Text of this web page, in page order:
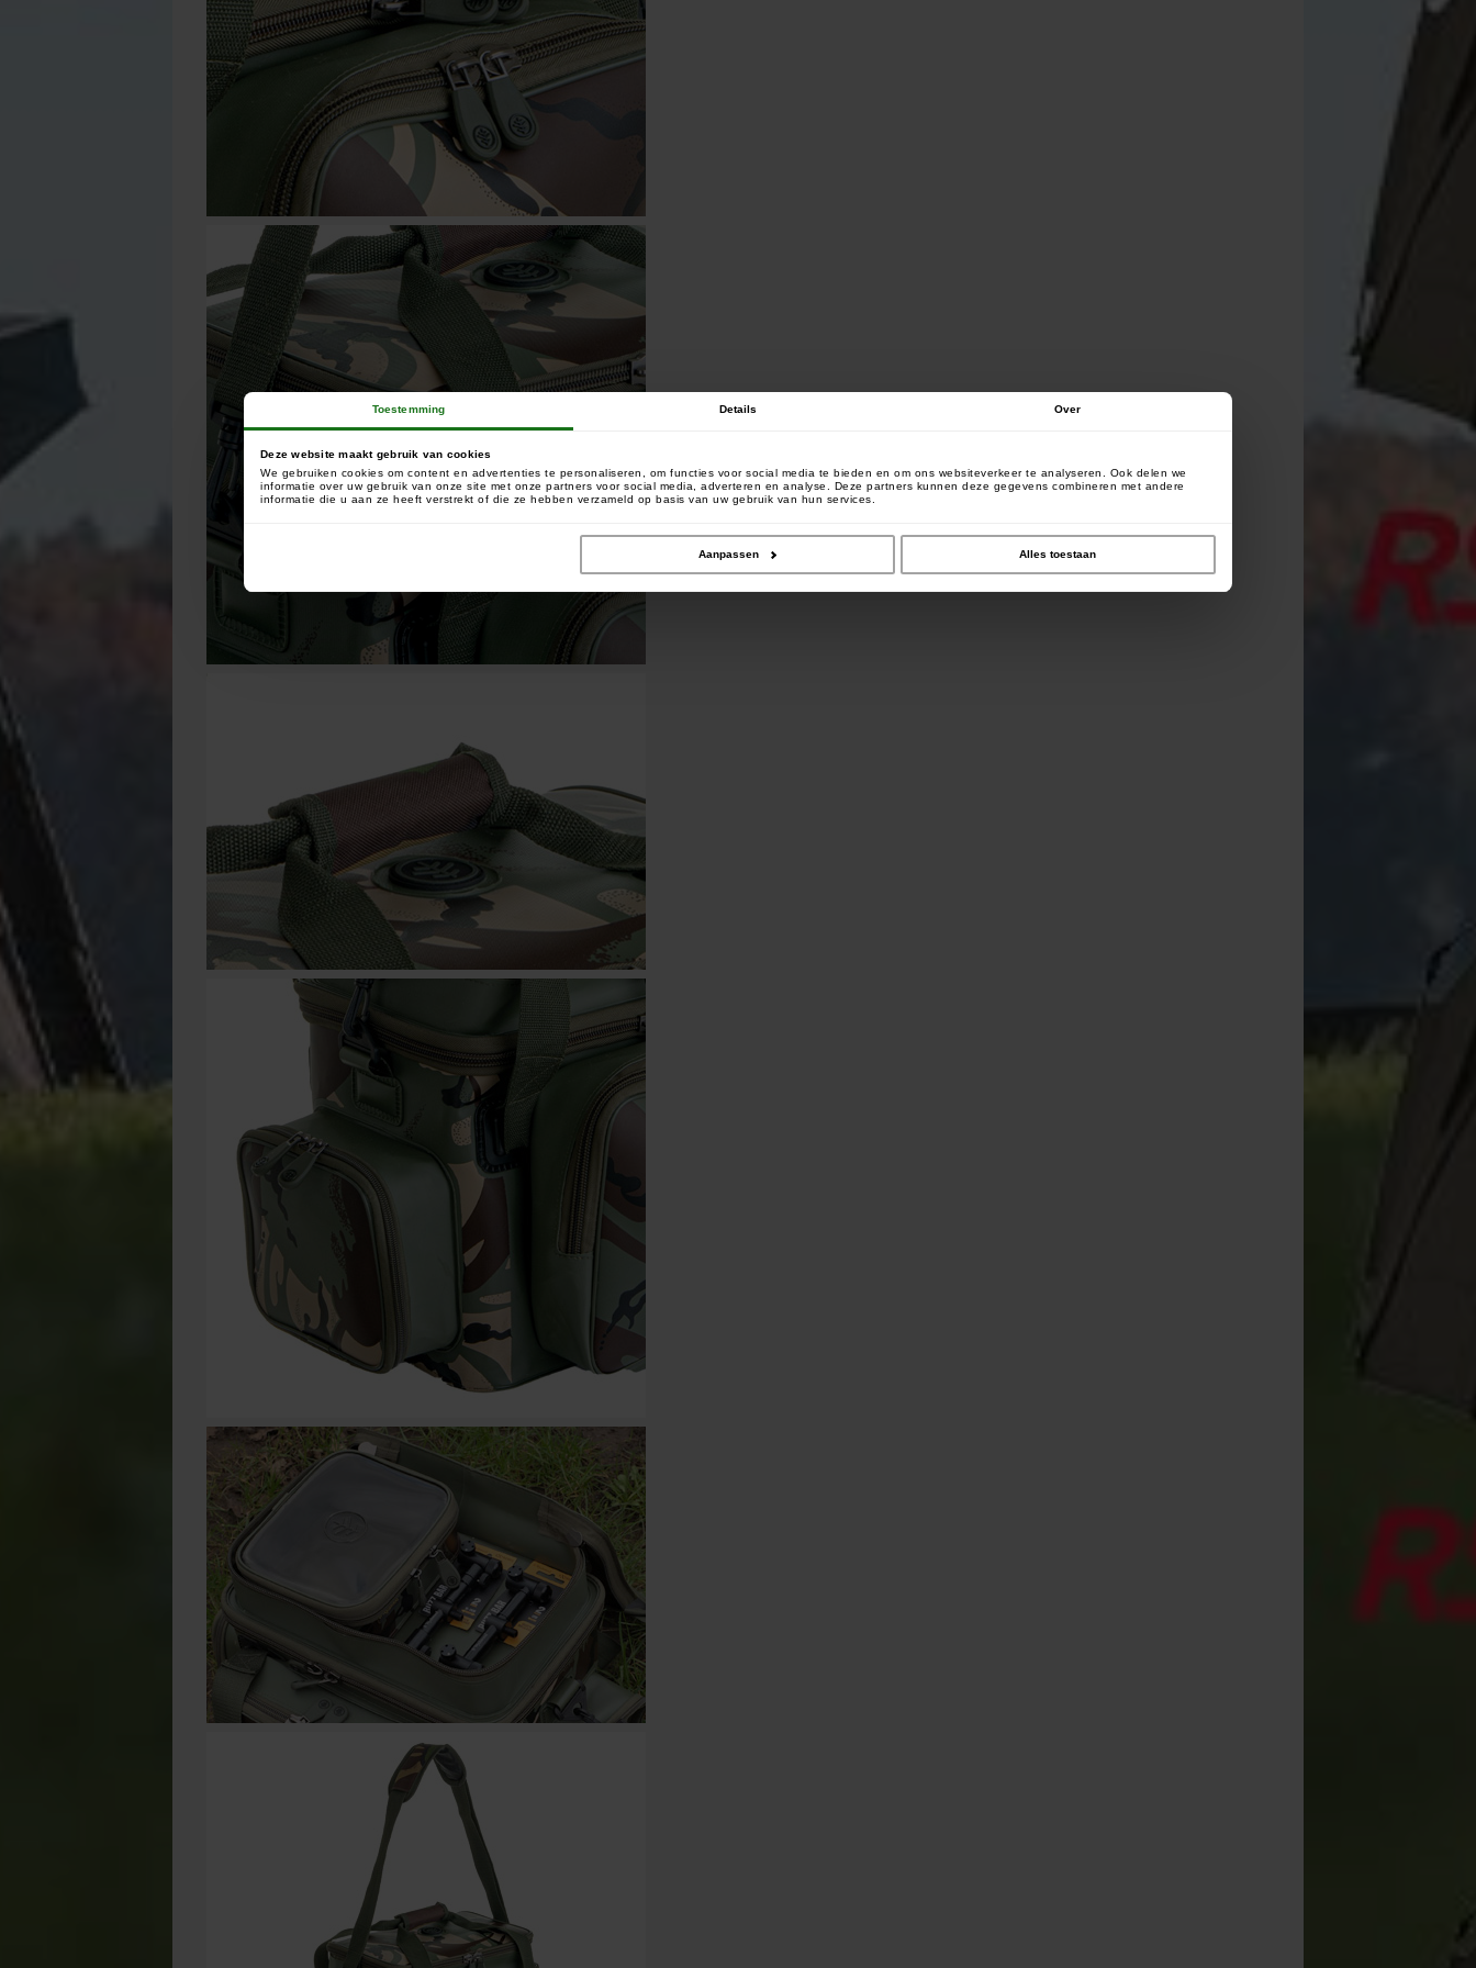
Toestemming Details Over
Deze website maakt gebruik van cookies
We gebruiken cookies om content en advertenties te personaliseren, om functies voor social media te bieden en om ons websiteverkeer te analyseren. Ook delen we
informatie over uw gebruik van onze site met onze partners voor social media, adverteren en analyse. Deze partners kunnen deze gegevens combineren met andere
informatie die u aan ze heeft verstrekt of die ze hebben verzameld op basis van uw gebruik van hun services.
Aanpassen Alles toestaan